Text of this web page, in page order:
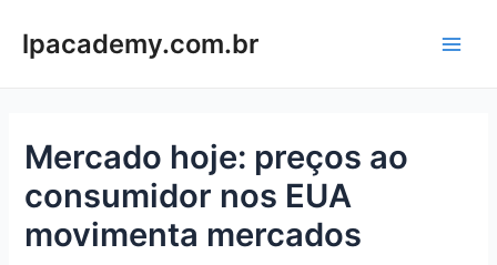
paralpacademy.com.br
Mercado hoje: preços ao
consumidor nos EUA
movimenta mercados